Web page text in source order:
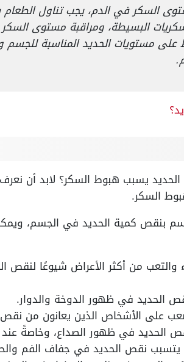
السكر في الدم، يجب تناول الطعام
البسيطة، ومراقبة مستوى
على مستويات الحديد المناسبة
يسبب هبوط السكر؟ لابد أن
السكر.
بنقص كمية الحديد في الجسم،
والتعب من أكثر الأعراض شيوعًا
الحديد في ظهور الدوخة والدوار.
على الأشخاص الذين يعانون من نقص
الحديد في ظهور الصداع، وخاصةً عند
نقص الحديد في جفاف الفم